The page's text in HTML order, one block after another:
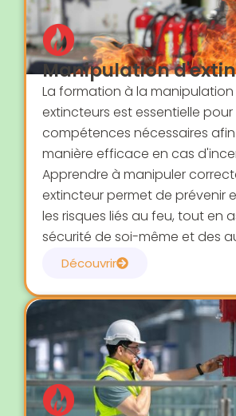
Manipulation
La formation à la manipulation
extincteurs est essentielle
compétences nécessaires
manière efficace en cas
Apprendre à manipuler
extincteur permet de prévenir
les risques liés au feu, tout en
sécurité de soi-même et des
Découvrir